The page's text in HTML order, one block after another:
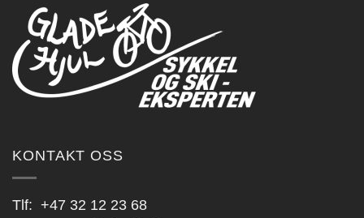
KONTAKT OSS
Tlf: +47 32 12 23 68